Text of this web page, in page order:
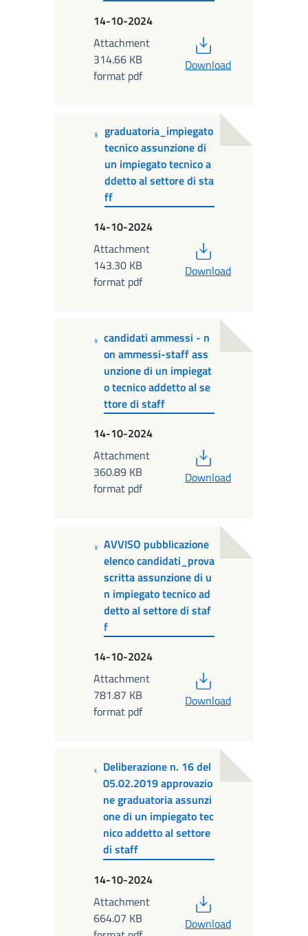
14-10-2024
Attachment
314.66 KB
format pdf
Download
graduatoria_impiegato
tecnico assunzione di
un impiegato tecnico a
ddetto al settore di sta
ff
14-10-2024
Attachment
143.30 KB
format pdf
Download
candidati ammessi - n
on ammessi-staff ass
unzione di un impiegat
o tecnico addetto al se
ttore di staff
14-10-2024
Attachment
360.89 KB
format pdf
Download
AVVISO pubblicazione
elenco candidati_prova
scritta assunzione di u
n impiegato tecnico ad
detto al settore di staf
f
14-10-2024
Attachment
781.87 KB
format pdf
Download
Deliberazione n. 16 del
05.02.2019 approvazio
ne graduatoria assunzi
one di un impiegato tec
nico addetto al settore
di staff
14-10-2024
Attachment
664.07 KB
Download